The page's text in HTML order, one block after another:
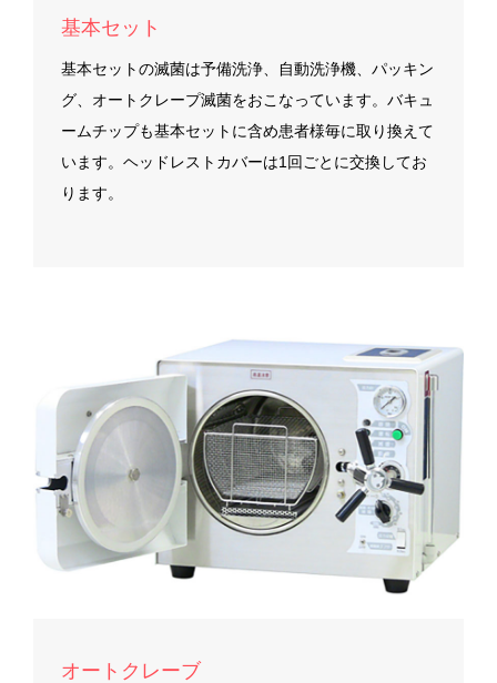
基本セット
基本セットの滅菌は予備洗浄、自動洗浄機、パッキン
グ、オートクレープ滅菌をおこなっています。バキュ
ームチップも基本セットに含め患者様毎に取り換えて
います。ヘッドレストカバーは1回ごとに交換してお
ります。
オートクレーブ